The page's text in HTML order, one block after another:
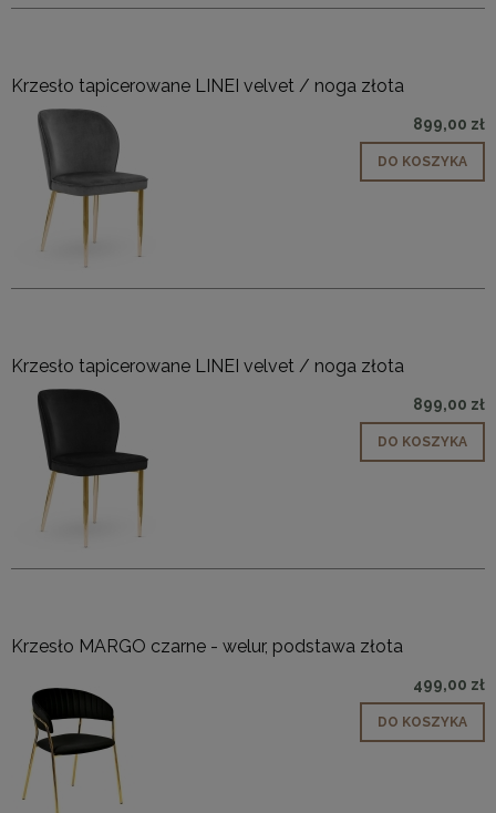
Krzesło tapicerowane LINEI velvet / noga złota
899,00 zł
DO KOSZYKA
Krzesło tapicerowane LINEI velvet / noga złota
899,00 zł
DO KOSZYKA
Krzesło MARGO czarne - welur, podstawa złota
499,00 zł
DO KOSZYKA